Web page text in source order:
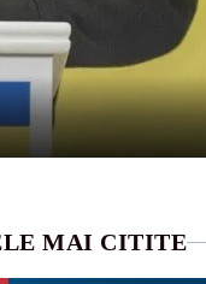
MAI CITITE